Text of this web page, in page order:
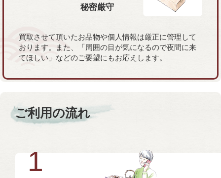
秘密厳守
買取させて頂いたお品物や個人情報は厳正に管理して
おります。また、「周囲の目が気になるので夜間に来
てほしい」などのご要望にもお応えします。
ご利用の流れ
1